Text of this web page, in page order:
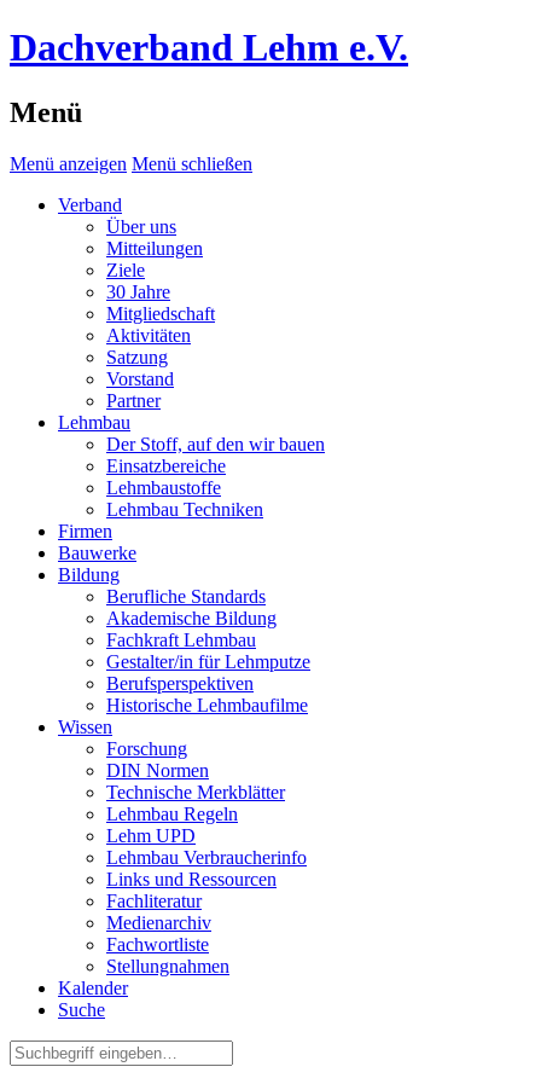
Dachverband Lehm e.V.
Menü
Menü anzeigen Menü schließen
Verband
Über uns
Mitteilungen
Ziele
30 Jahre
Mitgliedschaft
Aktivitäten
Satzung
Vorstand
Partner
Lehmbau
Der Stoff, auf den wir bauen
Einsatzbereiche
Lehmbaustoffe
Lehmbau Techniken
Firmen
Bauwerke
Bildung
Berufliche Standards
Akademische Bildung
Fachkraft Lehmbau
Gestalter/in für Lehmputze
Berufsperspektiven
Historische Lehmbaufilme
Wissen
Forschung
DIN Normen
Technische Merkblätter
Lehmbau Regeln
Lehm UPD
Lehmbau Verbraucherinfo
Links und Ressourcen
Fachliteratur
Medienarchiv
Fachwortliste
Stellungnahmen
Kalender
Suche